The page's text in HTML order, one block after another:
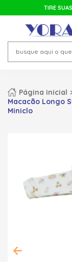
TIRE
Página inicial
Macacão Longo
Miniclo